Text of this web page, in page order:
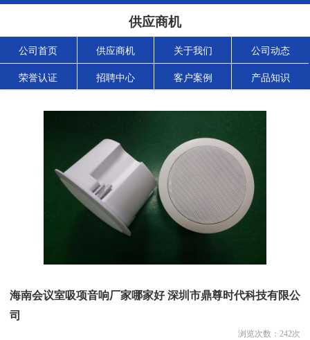
供应商机
公司首页 供应商机 关于我们 公司动态
荣誉认证 招聘中心 客户案例 产品知识
海南会议室吸项音响厂家哪家好 深圳市鼎尊时代科技有限公
司
浏览次数： 242次